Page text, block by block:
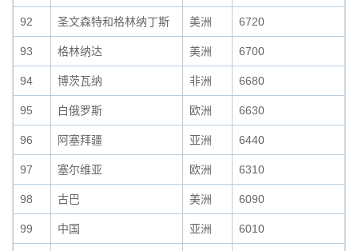
92 圣文森特和格林纳丁斯 美洲 6720
93 格林纳达 美洲 6700
94 博茨瓦纳 非洲 6680
95 白俄罗斯 欧洲 6630
96 阿塞拜疆 亚洲 6440
97 塞尔维亚 欧洲 6310
98 古巴 美洲 6090
99 中国 亚洲 6010